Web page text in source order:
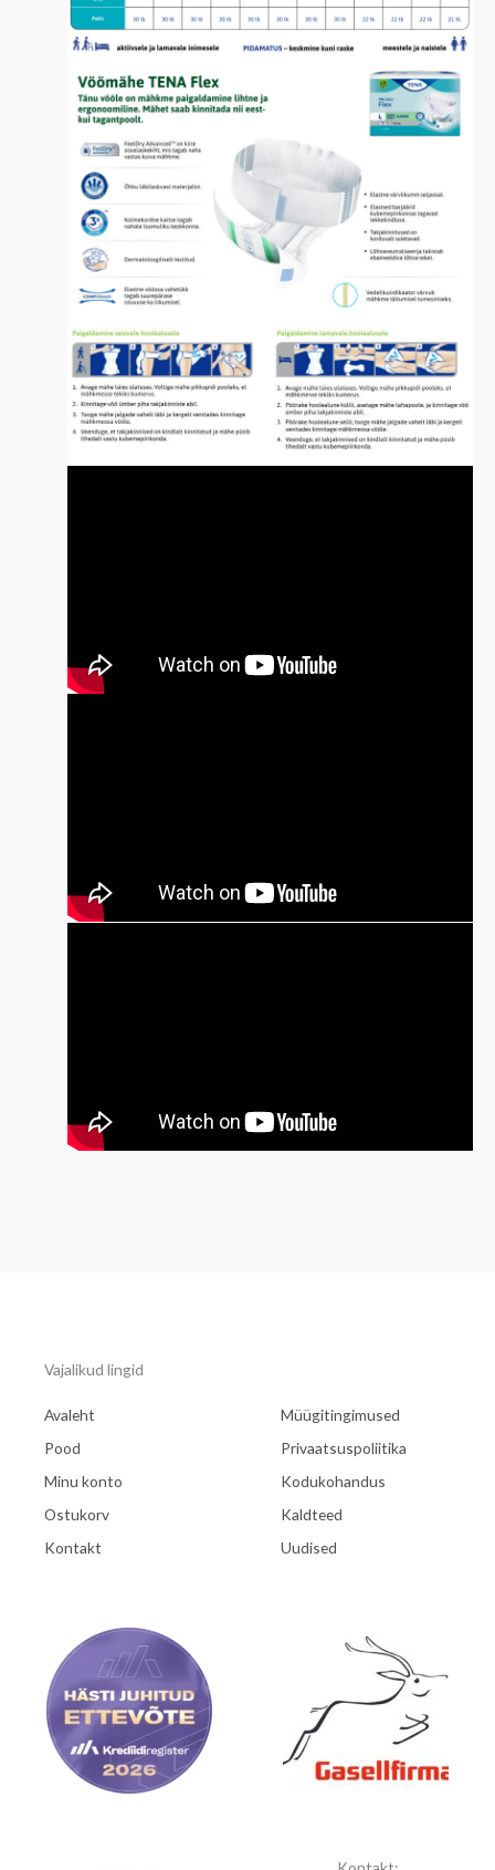
Vajalikud lingid
Avaleht
Pood
Minu konto
Ostukorv
Kontakt
Müügitingimused
Privaatsuspoliitika
Kodukohandus
Kaldteed
Uudised